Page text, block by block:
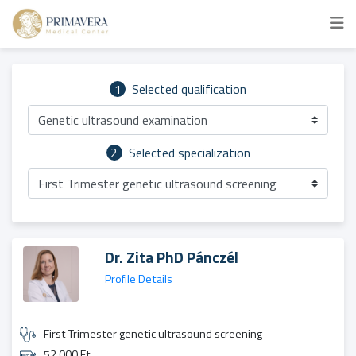
1 Selected qualification
Genetic ultrasound examination
2
Selected specialization
First Trimester genetic ultrasound screening
Dr. Zita PhD Pánczél
Profile Details
First Trimester genetic ultrasound screening